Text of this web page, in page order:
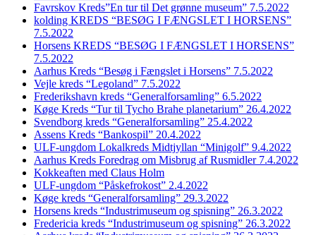
Favrskov Kreds”En tur til Det grønne museum” 7.5.2022
kolding KREDS “BESØG I FÆNGSLET I HORSENS”
7.5.2022
Horsens KREDS “BESØG I FÆNGSLET I HORSENS”
7.5.2022
Aarhus Kreds “Besøg i Fængslet i Horsens” 7.5.2022
Vejle kreds “Legoland” 7.5.2022
Frederikshavn kreds “Generalforsamling” 6.5.2022
Køge Kreds “Tur til Tycho Brahe planetarium” 26.4.2022
Svendborg kreds “Generalforsamling” 25.4.2022
Assens Kreds “Bankospil” 20.4.2022
ULF-ungdom Lokalkreds Midtjyllan “Minigolf” 9.4.2022
Aarhus Kreds Foredrag om Misbrug af Rusmidler 7.4.2022
Kokkeaften med Claus Holm
ULF-ungdom “Påskefrokost” 2.4.2022
Køge kreds “Generalforsamling” 29.3.2022
Horsens kreds “Industrimuseum og spisning” 26.3.2022
Fredericia kreds “Industrimuseum og spisning” 26.3.2022